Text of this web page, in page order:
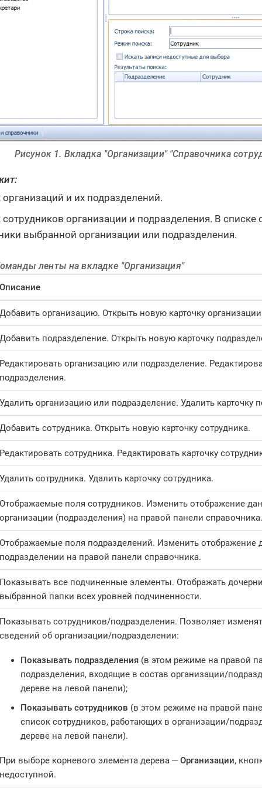
Рисунок 1. Вкладка "Организации" "Справочника
и их подразделений.
организации и подразделения. В списке
выбранной организации или подразделения.
ленты на вкладке "Организация"
Описание
Добавить организацию. Открыть новую карточку
Добавить подразделение. Открыть новую карточку
Редактировать организацию или подразделение.
подразделения.
Удалить организацию или подразделение. Удалить карточку
Добавить сотрудника. Открыть новую карточку сотрудника.
Редактировать сотрудника. Редактировать карточку
Удалить сотрудника. Удалить карточку сотрудника.
Отображаемые поля сотрудников. Изменить отображение
организации (подразделения) на правой панели справочника.
Отображаемые поля подразделений. Изменить отображение
подразделении на правой панели справочника.
Показывать все подчиненные элементы. Отображать
выбранной папки всех уровней подчиненности.
Показывать сотрудников/подразделения. Позволяет
сведений об организации/подразделении:
Показывать подразделения (в этом режиме на правой
подразделения, входящие в состав организации/
дереве на левой панели);
Показывать сотрудников (в этом режиме на правой
список сотрудников, работающих в организации/
дереве на левой панели).
При выборе корневого элемента дерева — Организации,
недоступной.